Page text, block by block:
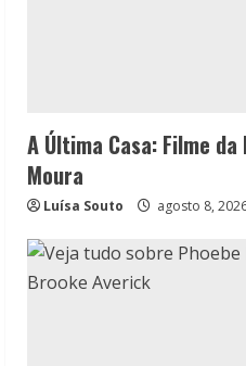
A Última Casa: Filme
Moura
Luísa Souto agosto 8,